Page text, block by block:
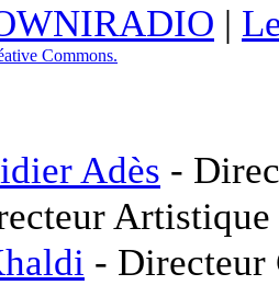
|
Commons.
Adès -
-